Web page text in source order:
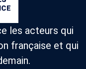
les acteurs qui
française et qui